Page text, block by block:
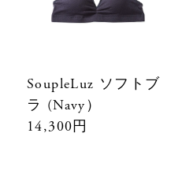
SoupleLuz ソフトブ
ラ (Navy）
14,300円